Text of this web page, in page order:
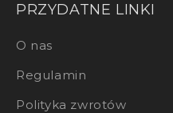
PRZYDATNE LINKI
O nas
Regulamin
Polityka zwrotów